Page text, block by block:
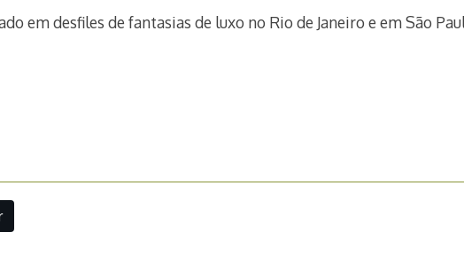
em desfiles de fantasias de luxo no Rio de Janeiro e em São